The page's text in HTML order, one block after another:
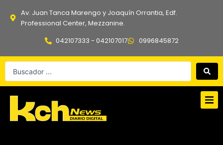
Av. Juan Tanca Marengo y Joaquín Orrantia, Edf.
Professional Center, Mezzanine.
042107333 - 042107017
0996845872
Search